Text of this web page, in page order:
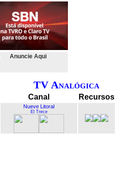
Anuncie Aqui
TV Analógica
Canal Recursos
Nueve Litoral
El Trece